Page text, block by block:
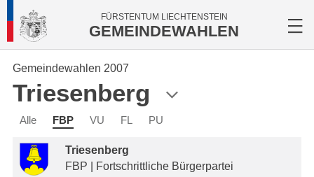
FÜRSTENTUM LIECHTENSTEIN
GEMEINDEWAHLEN
Gemeindewahlen 2007
Triesenberg
Alle FBP VU FL PU
Triesenberg
FBP | Fortschrittliche Bürgerpartei